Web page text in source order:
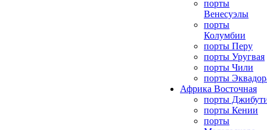
порты
Венесуэлы
порты
Колумбии
порты Перу
порты Уругвая
порты Чили
порты
Африка Восточная
порты
порты Кении
порты